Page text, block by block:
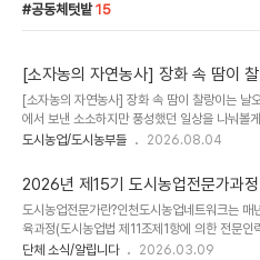
공동체텃밭 15
[소자농의 자연농사] 장화 속 땀이
[소자농의 자연농사] 장화 속 땀이 찰랑이는 날
에서 보낸 소소하지만 풍성했던 일상을 나눠볼
아침상오전 6시 30분쯤 텃밭에 도착하니, 마침
음식을 꺼내어 정성스런 아침상을 차렸죠. 윤기
김, 찐 옥수수와 깻잎장아찌, 전라도식 김치, 그
지… 밭 한가운데서 즐기는 뷔페 부럽지 않은 아
기분 좋은 배부름이 찾아왔어요. 예초기 둘러메
친 후에는 예초기를 둘러메고 공용공간 김매기
도시농업/도시농부들 2026.08.04
2026년 제15기 도시농업전문가과
도시농업전문가란?인천도시농업네트워크는
육과정(도시농업법 제11조제1항에 의한 전문인
과정)을 운영하고 있습니다.도시농업전문가는
단체 소식/알립니다 2026.03.09